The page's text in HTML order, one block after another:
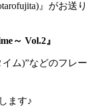
』がお送り
～ Vol.2』
ム)”などのフレー
ます♪